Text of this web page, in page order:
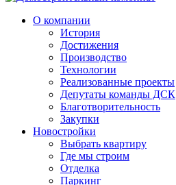
О компании
История
Достижения
Производство
Технологии
Реализованные проекты
Депутаты команды ДСК
Благотворительность
Закупки
Новостройки
Выбрать квартиру
Где мы строим
Отделка
Паркинг